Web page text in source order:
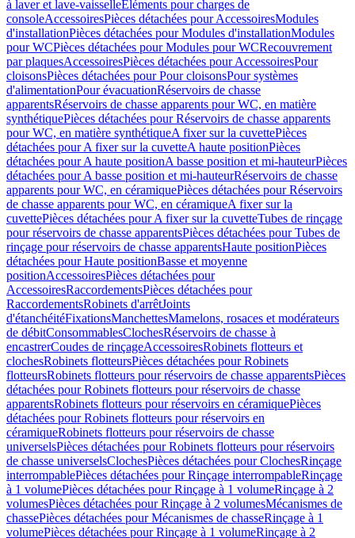
à laver et lave-vaisselleEléments pour charges de
consoleAccessoiresPièces détachées pour AccessoiresModules
d'installationPièces détachées pour Modules d'installationModules
pour WCPièces détachées pour Modules pour WCRecouvrement
par plaquesAccessoiresPièces détachées pour AccessoiresPour
cloisonsPièces détachées pour Pour cloisonsPour systèmes
d'alimentationPour évacuationRéservoirs de chasse
apparentsRéservoirs de chasse apparents pour WC, en matière
synthétiquePièces détachées pour Réservoirs de chasse apparents
pour WC, en matière synthétiqueA fixer sur la cuvettePièces
détachées pour A fixer sur la cuvetteA haute positionPièces
détachées pour A haute positionA basse position et mi-hauteurPièces
détachées pour A basse position et mi-hauteurRéservoirs de chasse
apparents pour WC, en céramiquePièces détachées pour Réservoirs
de chasse apparents pour WC, en céramiqueA fixer sur la
cuvettePièces détachées pour A fixer sur la cuvetteTubes de rinçage
pour réservoirs de chasse apparentsPièces détachées pour Tubes de
rinçage pour réservoirs de chasse apparentsHaute positionPièces
détachées pour Haute positionBasse et moyenne
positionAccessoiresPièces détachées pour
AccessoiresRaccordementsPièces détachées pour
RaccordementsRobinets d'arrêtJoints
d'étanchéitéFixationsManchettesMamelons, rosaces et modérateurs
de débitConsommablesClochesRéservoirs de chasse à
encastrerCoudes de rinçageAccessoiresRobinets flotteurs et
clochesRobinets flotteursPièces détachées pour Robinets
flotteursRobinets flotteurs pour réservoirs de chasse apparentsPièces
détachées pour Robinets flotteurs pour réservoirs de chasse
apparentsRobinets flotteurs pour réservoirs en céramiquePièces
détachées pour Robinets flotteurs pour réservoirs en
céramiqueRobinets flotteurs pour réservoirs de chasse
universelsPièces détachées pour Robinets flotteurs pour réservoirs
de chasse universelsClochesPièces détachées pour ClochesRinçage
interrompablePièces détachées pour Rinçage interrompableRinçage
à 1 volumePièces détachées pour Rinçage à 1 volumeRinçage à 2
volumesPièces détachées pour Rinçage à 2 volumesMécanismes de
chassePièces détachées pour Mécanismes de chasseRinçage à 1
volumePièces détachées pour Rinçage à 1 volumeRinçage à 2